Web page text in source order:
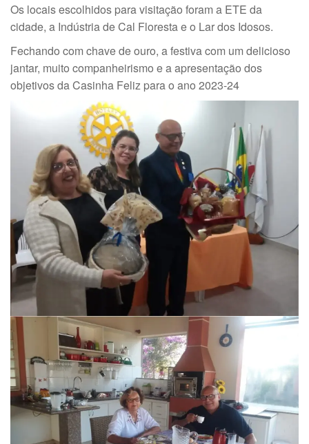
Os locais escolhidos para visitação foram a ETE da
cidade, a Indústria de Cal Floresta e o Lar dos Idosos.
Fechando com chave de ouro, a festiva com um delicioso
jantar, muito companheirismo e a apresentação dos
objetivos da Casinha Feliz para o ano 2023-24